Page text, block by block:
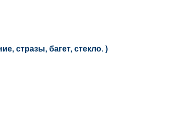
стразы, багет, стекло. )